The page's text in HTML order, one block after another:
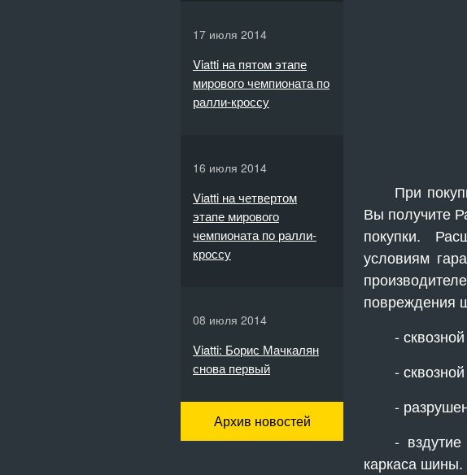
17 июля 2014
Viatti на пятом этапе
мирового чемпионата по
ралли-кроссу
16 июля 2014
Viatti на четвертом
этапе мирового
чемпионата по ралли-
кроссу
08 июля 2014
Viatti: Борис Мачкалян
снова первый
Архив новостей
При
Вы получите
покупки.
условиям
повреждения
-
-
-
-
каркаса шины.